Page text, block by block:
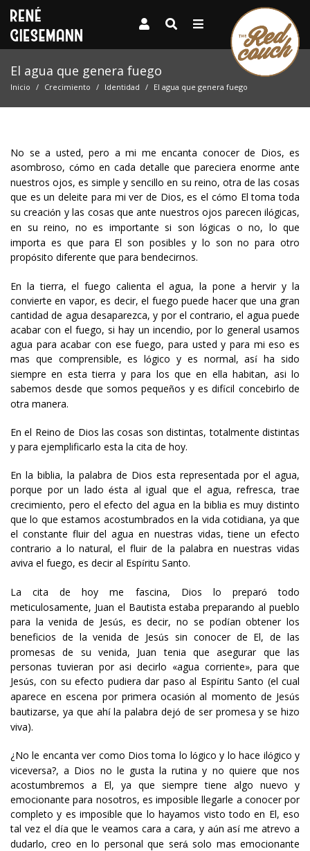
El agua que genera fuego
Inicio Crecimiento Identidad El agua que genera fuego
No se a usted, pero a mi me encanta conocer de Dios, es
asombroso, cómo en cada detalle que pareciera enorme ante
nuestros ojos, es simple y sencillo en su reino, otra de las cosas
que es un deleite para mi ver de Dios, es el cómo El toma toda
su creación y las cosas que ante nuestros ojos parecen ilógicas,
en su reino, no es importante si son lógicas o no, lo que
importa es que para El son posibles y lo son no para otro
propósito diferente que para bendecirnos.
En la tierra, el fuego calienta el agua, la pone a hervir y la
convierte en vapor, es decir, el fuego puede hacer que una gran
cantidad de agua desaparezca, y por el contrario, el agua puede
acabar con el fuego, si hay un incendio, por lo general usamos
agua para acabar con ese fuego, para usted y para mi eso es
mas que comprensible, es lógico y es normal, así ha sido
siempre en esta tierra y para los que en ella habitan, asi lo
sabemos desde que somos pequeños y es difícil concebirlo de
otra manera.
En el Reino de Dios las cosas son distintas, totalmente distintas
y para ejemplificarlo esta la cita de hoy.
En la biblia, la palabra de Dios esta representada por el agua,
porque por un ladoésta al igual que el agua, refresca, trae
crecimiento, pero el efecto del agua en la biblia es muy distinto
que lo que estamos acostumbrados en la vida cotidiana, ya que
el constante fluir del agua en nuestras vidas, tiene un efecto
contrario a lo natural, el fluir de la palabra en nuestras vidas
aviva el fuego, es decir al Espíritu Santo.
La cita de hoy me fascina, Dios lo preparótodo
meticulosamente, Juan el Bautista estaba preparando al pueblo
para la venida de Jesús, es decir, no se podían obtener los
beneficios de la venida de Jesús sin conocer de El, de las
promesas de su venida, Juan tenia que asegurar que las
personas tuvieran por asi decirlo «agua corriente», para que
Jesús, con su efecto pudiera dar paso al Espíritu Santo (el cual
aparece en escena por primera ocasión al momento de Jesús
bautizarse, ya que ahíla palabra dejó de ser promesa y se hizo
viva).
¿No le encanta ver como Dios toma lo lógico y lo hace ilógico y
viceversa?, a Dios no le gusta la rutina y no quiere que nos
acostumbremos a El, ya que siempre tiene algo nuevo y
emocionante para nosotros, es imposible llegarle a conocer por
completo y es imposible que lo hayamos visto todo en El, eso
tal vez el día que le veamos cara a cara, y aún así me atrevo a
dudarlo, creo en lo personal que serásolo mas emocionante